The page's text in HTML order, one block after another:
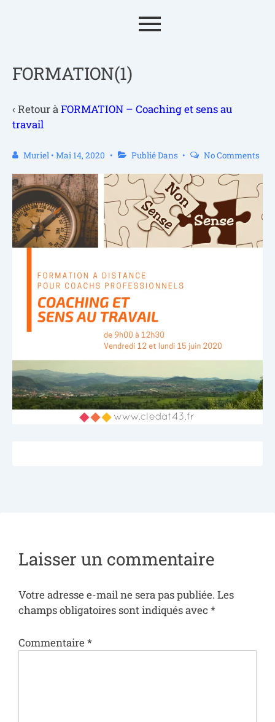
FORMATION(1)
‹ Retour àFORMATION – Coaching et sens au
travail
Muriel • Mai 14, 2020 Publié Dans No Comments
Laisser un commentaire
Votre adresse e-mail ne sera pas publiée. Les
champs obligatoires sont indiqués avec *
Commentaire*